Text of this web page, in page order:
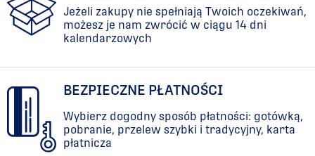
Jeżeli zakupy nie spełniają Twoich oczekiwań,
możesz je nam zwrócić w ciągu 14 dni
kalendarzowych
BEZPIECZNE PŁATNOŚCI
Wybierz dogodny sposób płatności: gotówką,
pobranie, przelew szybki i tradycyjny, karta
płatnicza